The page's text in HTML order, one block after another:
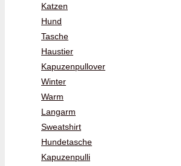
Katzen
Hund
Tasche
Haustier
Kapuzenpullover
Winter
Warm
Langarm
Sweatshirt
Hundetasche
Kapuzenpulli